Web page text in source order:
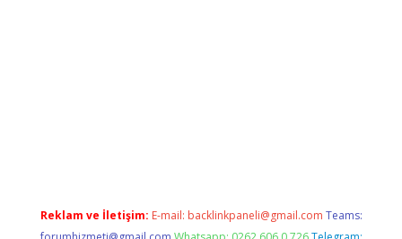
Reklam ve İletişim: E-mail: backlinkpaneli@gmail.com Teams: